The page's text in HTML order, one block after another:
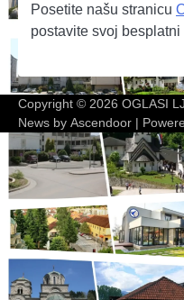
Posetite našu stranicu
postavite svoj
Copyright © 2026 OGLASI
News by Ascendoor |